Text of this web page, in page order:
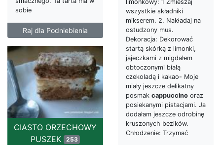
sobie
Raj dla Podniebienia
limonkowy: 1 Zmieszaj
wszystkie składniki
mikserem. 2. Nakładaj na
ostudzony mus.
Dekoracja: Dekorować
startą skórką z limonki,
jajeczkami z migdałem
obtoczonymi białą
czekoladą i kakao- Moje
miały jeszcze delikatny
posmak cappuccino oraz
posiekanymi pistacjami. Ja
dodałam jeszcze odrobinę
kruszonych bezików.
Chłodzenie: Trzymać
CIASTO ORZECHOWY
PUSZEK
253